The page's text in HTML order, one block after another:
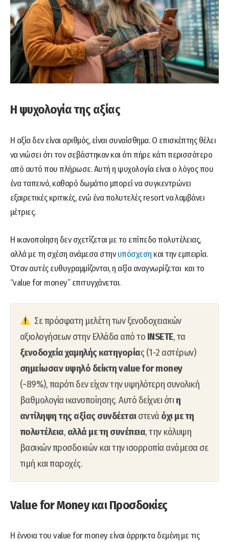
Η ψυχολογία της αξίας
Η αξία δεν είναι αριθμός, είναι συναίσθημα. Ο επισκέπτης θέλει
να νιώσει ότι τον σεβάστηκαν και ότι πήρε κάτι περισσότερο
από αυτό που πλήρωσε. Αυτή η ψυχολογία είναι ο λόγος που
ένα ταπεινό, καθαρό δωμάτιο μπορεί να συγκεντρώνει
εξαιρετικές κριτικές, ενώ ένα πολυτελές resort να λαμβάνει
μέτριες.
Η ικανοποίηση δεν σχετίζεται με το επίπεδο πολυτέλειας,
αλλά με τη σχέση ανάμεσα στηνυπόσχεσηκαι την εμπειρία.
Όταν αυτές ευθυγραμμίζονται, η αξία αναγνωρίζεται και το
“value for money” επιτυγχάνεται.
Σε πρόσφατη μελέτη των ξενοδοχειακών
αξιολογήσεων στην Ελλάδα από το INSETE, τα
ξενοδοχεία χαμηλής κατηγορίας (1-2 αστέρων)
σημείωσαν υψηλό δείκτη value for money
(~89%), παρότι δεν είχαν την υψηλότερη συνολική
βαθμολογία ικανοποίησης. Αυτό δείχνει ότιη
αντίληψη της αξίαςσυνδέεταιστενά όχι με τη
πολυτέλεια, αλλά με τη συνέπεια, την κάλυψη
βασικών προσδοκιών και την ισορροπία ανάμεσα σε
τιμή και παροχές.
Value for Money και Προσδοκίες
Η έννοια του value for money είναι άρρηκτα δεμένη με τις